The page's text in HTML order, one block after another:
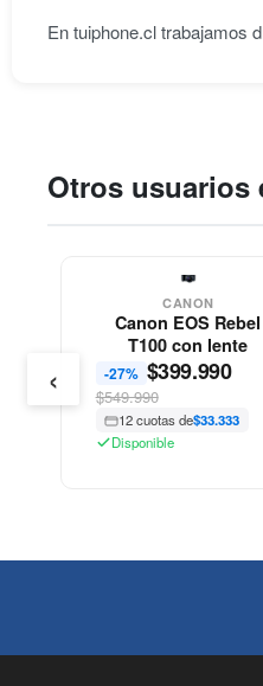
En tuiphone.cl trabajamos
Otros usuarios
CANON
Canon EOS Rebel
T100 con lente
-27% $399.990
$549.990
12 cuotas de$33.333
Disponible
‹